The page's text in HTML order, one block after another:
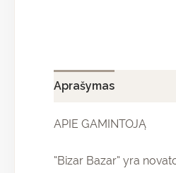
Aprašymas
APIE GAMINTOJĄ
“Bizar Bazar” yra